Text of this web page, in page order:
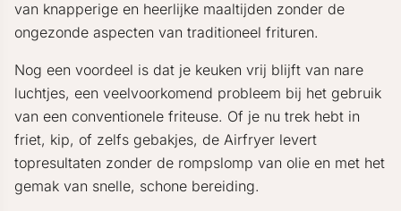
van knapperige en heerlijke maaltijden zonder de
ongezonde aspecten van traditioneel frituren.
Nog een voordeel is dat je keuken vrij blijft van nare
luchtjes, een veelvoorkomend probleem bij het gebruik
van een conventionele friteuse. Of je nu trek hebt in
friet, kip, of zelfs gebakjes, de Airfryer levert
topresultaten zonder de rompslomp van olie en met het
gemak van snelle, schone bereiding.